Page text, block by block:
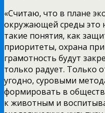
«Считаю, что в плане
окружающей среды это
такие понятия, как
приоритеты, охрана
грамотность будут
только радует. Только
угодно, суровыми
формировать в
к животным и